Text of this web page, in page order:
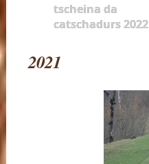
tscheina da
catschadurs 2022
2021